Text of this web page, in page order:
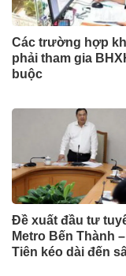
Các trường hợp
phải tham gia
buộc
Đề xuất đầu tư
Metro Bến Thành
Tiên kéo dài đến